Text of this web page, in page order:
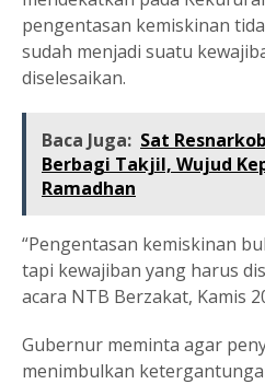
pengentasan kemiskinan
sudah menjadi suatu
diselesaikan.
Baca Juga: Sat
Berbagi Takjil, Wujud
Ramadhan
“Pengentasan kemiskinan
tapi kewajiban yang harus
acara NTB Berzakat, Kamis
Gubernur meminta agar
menimbulkan